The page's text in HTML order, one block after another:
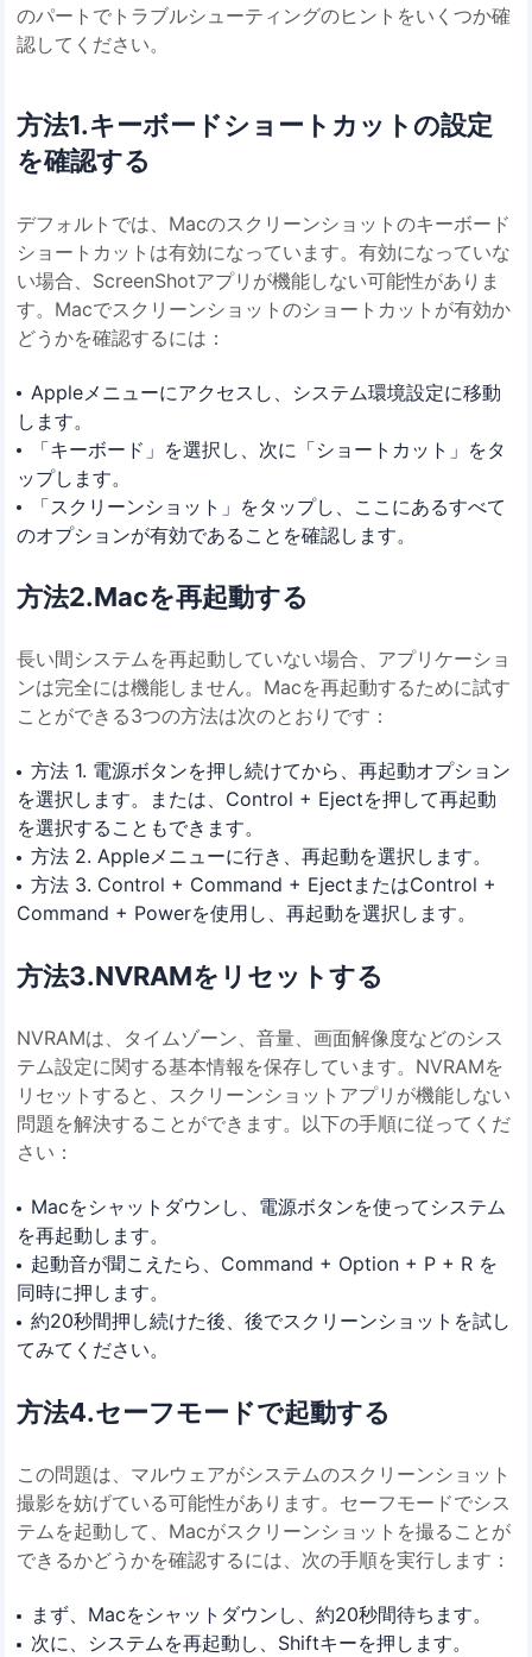
のパートでトラブルシューティングのヒントをいくつか確
認してください。
方法1.キーボードショートカットの設定
を確認する
デフォルトでは、Macのスクリーンショットのキーボード
ショートカットは有効になっています。有効になっていな
い場合、ScreenShotアプリが機能しない可能性がありま
す。Macでスクリーンショットのショートカットが有効か
どうかを確認するには：
Appleメニューにアクセスし、システム環境設定に移動
します。
「キーボード」を選択し、次に「ショートカット」をタ
ップします。
「スクリーンショット」をタップし、ここにあるすべて
のオプションが有効であることを確認します。
方法2.Macを再起動する
長い間システムを再起動していない場合、アプリケーショ
ンは完全には機能しません。Macを再起動するために試す
ことができる3つの方法は次のとおりです：
方法 1. 電源ボタンを押し続けてから、再起動オプション
を選択します。または、Control + Ejectを押して再起動
を選択することもできます。
方法 2. Appleメニューに行き、再起動を選択します。
方法 3. Control + Command + EjectまたはControl +
Command + Powerを使用し、再起動を選択します。
方法3.NVRAMをリセットする
NVRAMは、タイムゾーン、音量、画面解像度などのシス
テム設定に関する基本情報を保存しています。NVRAMを
リセットすると、スクリーンショットアプリが機能しない
問題を解決することができます。以下の手順に従ってくだ
さい：
Macをシャットダウンし、電源ボタンを使ってシステム
を再起動します。
起動音が聞こえたら、Command + Option + P + R を
同時に押します。
約20秒間押し続けた後、後でスクリーンショットを試し
てみてください。
方法4.セーフモードで起動する
この問題は、マルウェアがシステムのスクリーンショット
撮影を妨げている可能性があります。セーフモードでシス
テムを起動して、Macがスクリーンショットを撮ることが
できるかどうかを確認するには、次の手順を実行します：
まず、Macをシャットダウンし、約20秒間待ちます。
次に、システムを再起動し、Shiftキーを押します。